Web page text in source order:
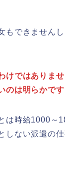
もできません
けではありま
のは明らかです
は時給1000～
しない派遣の